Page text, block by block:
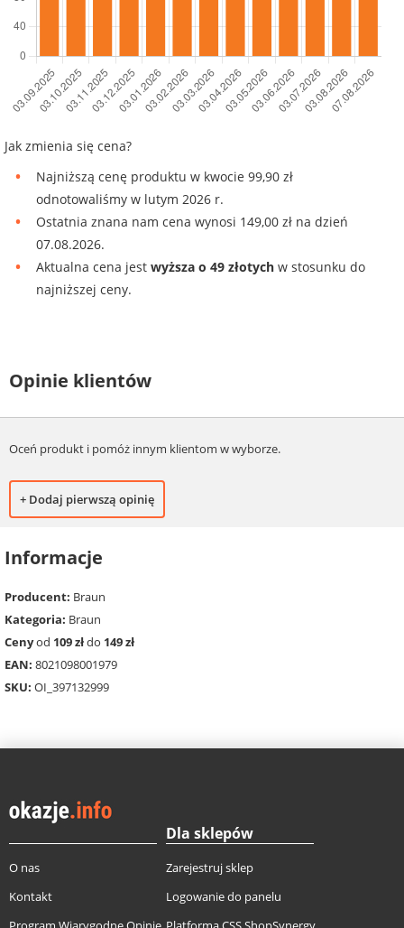
Jak zmienia się cena?
Najniższą cenę produktu w kwocie 99,90 zł
odnotowaliśmy w lutym 2026 r.
Ostatnia znana nam cena wynosi 149,00 zł na dzień
07.08.2026.
Aktualna cena jest wyższa o 49 złotych w stosunku do
najniższej ceny.
Opinie klientów
Oceń produkt i pomóż innym klientom w wyborze.
+ Dodaj pierwszą opinię
Informacje
Producent: Braun
Kategoria: Braun
Cenyod 109 złdo 149 zł
EAN: 8021098001979
SKU: OI_397132999
O nas
Kontakt
Dla sklepów
Zarejestruj sklep
Logowanie do panelu